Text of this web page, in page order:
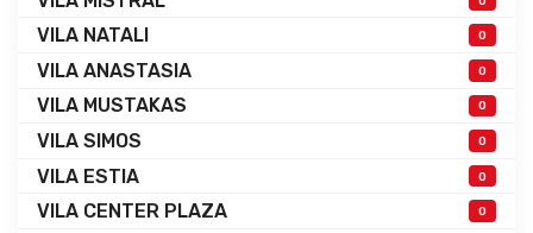
VILA NATALI 0
VILA ANASTASIA 0
VILA MUSTAKAS 0
VILA SIMOS 0
VILA ESTIA 0
VILA CENTER PLAZA 0